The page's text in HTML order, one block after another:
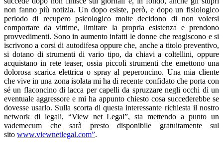
non fanno più notizia. Un dopo esiste, però, e dopo un fisiologico
periodo di recupero psicologico molte decidono di non volersi
comportare da vittime, limitare la propria esistenza e prendono
provvedimenti. Sono in aumento infatti le donne che reagiscono e si
iscrivono a corsi di autodifesa oppure che, anche a titolo preventivo,
si dotano di strumenti di vario tipo, da chiavi a coltellini, oppure
acquistano in rete teaser, ossia piccoli strumenti che emettono una
dolorosa scarica elettrica o spray al peperoncino. Una mia cliente
che vive in una zona isolata mi ha di recente confidato che porta con
sé un flaconcino di lacca per capelli da spruzzare negli occhi di un
eventuale aggressore e mi ha appunto chiesto cosa succederebbe se
dovesse usarlo. Sulla scorta di questa interessante richiesta il nostro
network di legali, “View net Legal”, sta mettendo a punto un
vademecum che sarà presto disponibile gratuitamente sul
sito www.viewnetlegal.com”.